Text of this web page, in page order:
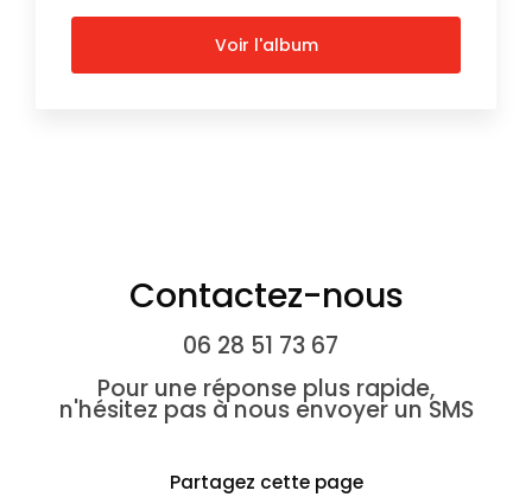
Voir l'album
Contactez-nous
06 28 51 73 67
Pour une réponse plus rapide,
n'hésitez pas à nous envoyer un SMS
Partagez cette page